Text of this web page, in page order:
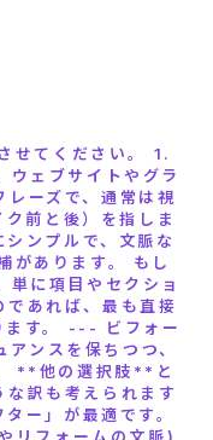
せてください。 1.
ェブサイトやグラ
レーズで、通常は視
前と後）を指しま
ンプルで、文脈な
があります。 もし
に項目やセクショ
であれば、最も直接
ます。 --- ビフォー
ンスを保ちつつ、
**他の選択肢**と
な訳も考えられます
ー」が最適です。
フォームの文脈)